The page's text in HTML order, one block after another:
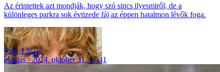
Az érintettek azt mondják, hogy szó sincs ilyesmiről, de a
különleges parkra sok évtizede fáj az éppen hatalmon lévők foga.
Szily László
oktatás
2024. október 31. 17:41